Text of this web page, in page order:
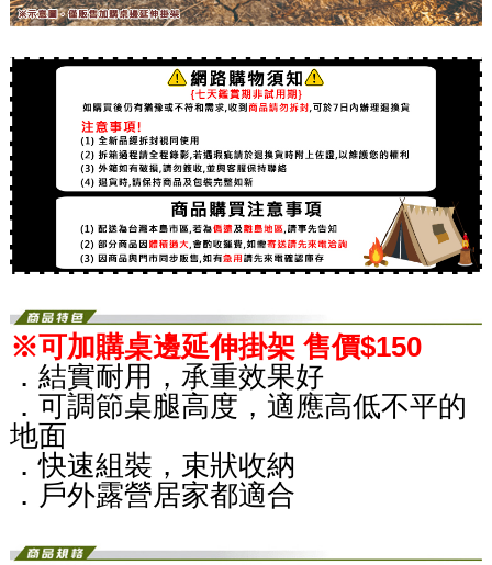
※可加購桌邊延伸掛架 售價$150
．結實耐用，承重效果好
．可調節桌腿高度，適應高低不平的
地面
．快速組裝，束狀收納
．戶外露營居家都適合